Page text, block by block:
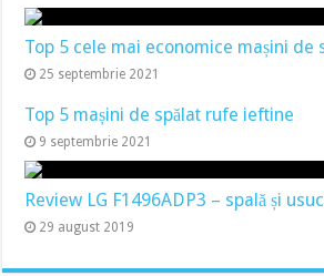
Top 5 cele mai economice mașini de
25 septembrie 2021
Top 5 mașini de spălat rufe ieftine
9 septembrie 2021
Review LG F1496ADP3 – spală și
29 august 2019